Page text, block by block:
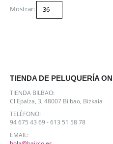
Mostrar:
TIENDA DE PELUQUERÍA
TIENDA BILBAO:
Cl Epalza, 3, 48007 Bilbao, Bizkaia
TELÉFONO:
94 675 43 69 - 613 51 58 78
EMAIL: